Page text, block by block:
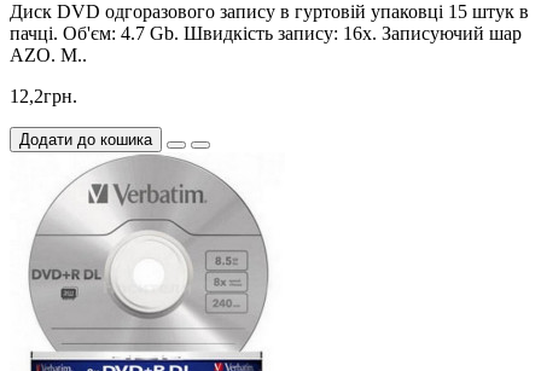
Диск DVD одгоразового запису в гуртовій упаковці 15 штук в
пачці. Об'єм: 4.7 Gb. Швидкість запису: 16х. Записуючий шар
AZO. М..
12,2грн.
Додати до кошика